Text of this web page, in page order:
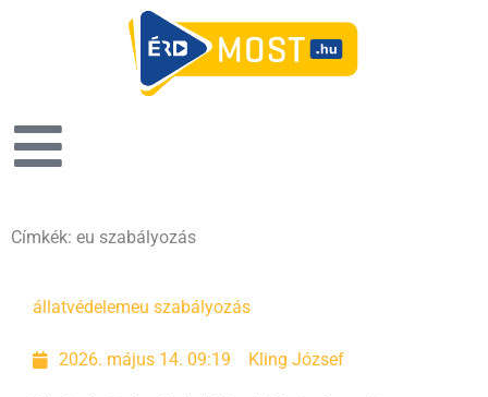
Címkék: eu szabályozás
állatvédelemeu szabályozás
2026. május 14. 09:19 Kling József